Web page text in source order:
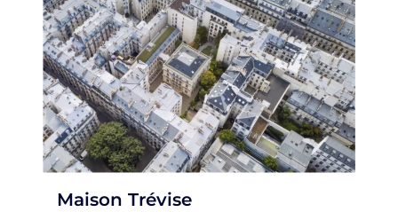
Maison Trévise